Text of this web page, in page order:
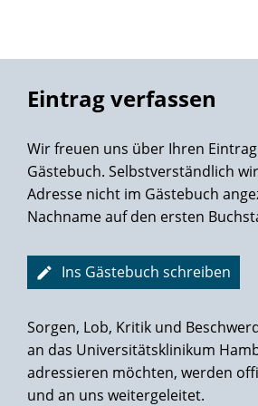
haben.
Vielen Dank für alles,
Eintrag verfassen
Wir freuen uns über Ihren
Gästebuch. Selbstverständlich
Adresse nicht im Gästebuch
Nachname auf den ersten
Ins Gästebuch schreiben
Sorgen, Lob, Kritik und
an das Universitätsklinikum
adressieren möchten, werden
und an uns weitergeleitet.